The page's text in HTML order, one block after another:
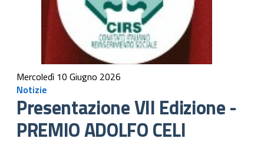
Mercoledì 10 Giugno 2026
Notizie
Presentazione VII Edizione -
PREMIO ADOLFO CELI